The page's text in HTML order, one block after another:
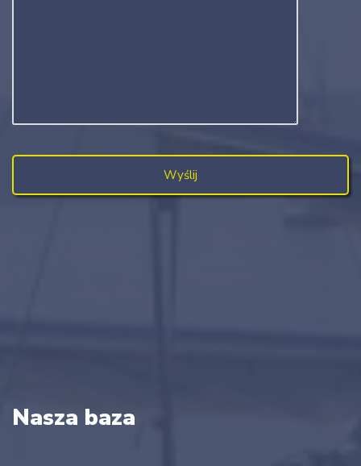
Nasza baza